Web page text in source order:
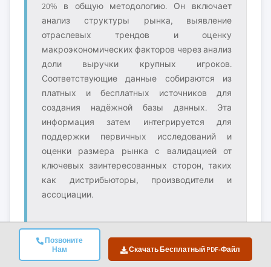
Позвоните
Нам
Скачать Бесплатный PDF-Файл
20% в общую методологию. Он включает
анализ структуры рынка, выявление
отраслевых трендов и оценку
макроэкономических факторов через анализ
доли выручки крупных игроков.
Соответствующие данные собираются из
платных и бесплатных источников для
создания надёжной базы данных. Эта
информация затем интегрируется для
поддержки первичных исследований и
оценки размера рынка с валидацией от
ключевых заинтересованных сторон, таких
как дистрибьюторы, производители и
ассоциации.